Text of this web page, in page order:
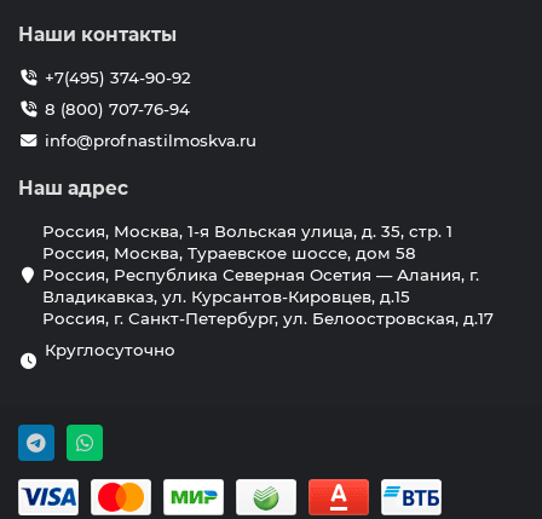
Наши контакты
+7(495) 374-90-92
8 (800) 707-76-94
info@profnastilmoskva.ru
Наш адрес
Россия, Москва, 1-я Вольская улица, д. 35, стр. 1
Россия, Москва, Тураевское шоссе, дом 58
Россия, Республика Северная Осетия — Алания, г.
Владикавказ, ул. Курсантов-Кировцев, д.15
Россия, г. Санкт-Петербург, ул. Белоостровская, д.17
Круглосуточно